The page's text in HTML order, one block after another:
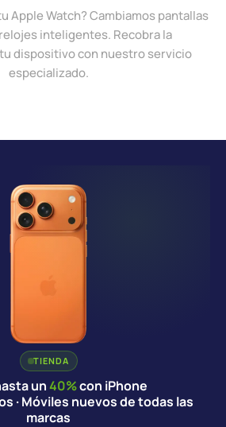
Apple Watch? Cambiamos pantallas
inteligentes. Recobra la
dispositivo con nuestro servicio
especializado.
TIENDA
un40%con iPhone
· Móviles nuevos de todas las
marcas